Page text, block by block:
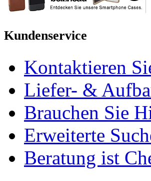
Kundenservice
Kontaktieren
Liefer- &
Brauchen Sie
Erweiterte
Beratung ist